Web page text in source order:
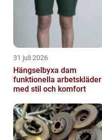
31 juli 2026
Hängselbyxa dam
funktionella arbetskläder
med stil och komfort